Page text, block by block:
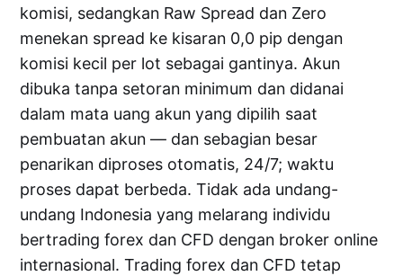
komisi, sedangkan Raw Spread dan Zero
menekan spread ke kisaran 0,0 pip dengan
komisi kecil per lot sebagai gantinya. Akun
dibuka tanpa setoran minimum dan didanai
dalam mata uang akun yang dipilih saat
pembuatan akun — dan sebagian besar
penarikan diproses otomatis, 24/7; waktu
proses dapat berbeda. Tidak ada undang-
undang Indonesia yang melarang individu
bertrading forex dan CFD dengan broker online
internasional. Trading forex dan CFD tetap